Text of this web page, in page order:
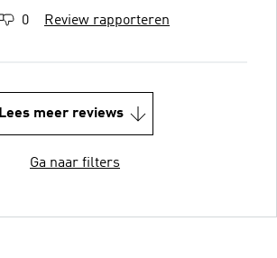
0 Review rapporteren
Lees meer reviews
Ga naar filters